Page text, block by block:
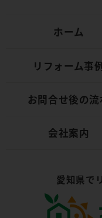
ホーム
リフォーム事
お問合せ後の流
会社案内
愛知県で